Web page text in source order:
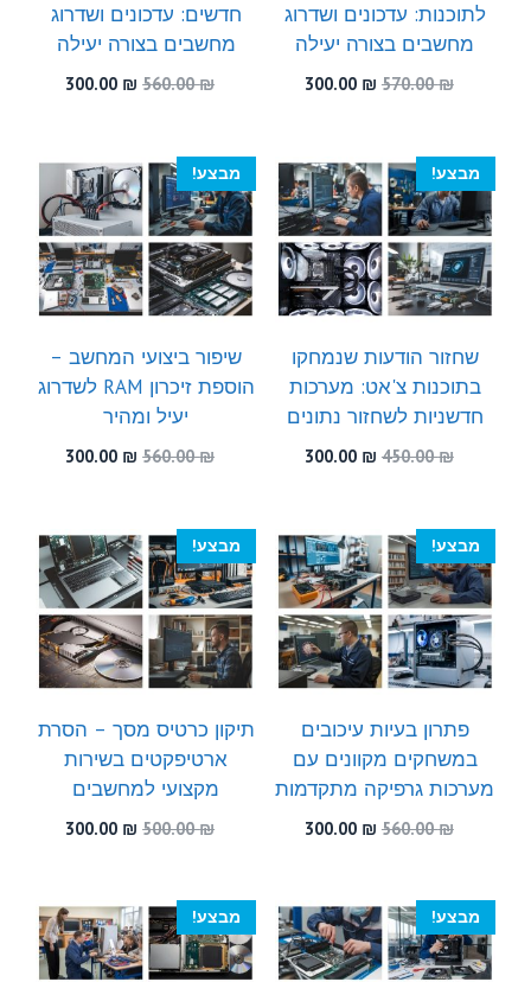
לתוכנות: עדכונים ושדרוג
מחשבים בצורה יעילה
570.00₪
המחיר
570.00 ₪.
300.00 ₪
300.00 ₪.
חדשים: עדכונים ושדרוג
מחשבים בצורה יעילה
560.00₪
המחיר
560.00 ₪.
300.00 ₪
המחיר
300.00 ₪.
מבצע!
שחזור הודעות שנמחקו
בתוכנות צ'אט: מערכות
חדשניות לשחזור נתונים
450.00₪
המחיר
450.00 ₪.
300.00 ₪
300.00 ₪.
מבצע!
שיפור ביצועי המחשב –
הוספת זיכרון RAM לשדרוג
יעיל ומהיר
560.00₪
המחיר
560.00 ₪.
300.00 ₪
המחיר
300.00 ₪.
מבצע!
פתרון בעיות עיכובים
במשחקים מקוונים עם
מערכות גרפיקה מתקדמות
560.00₪
המחיר
560.00 ₪.
300.00 ₪
300.00 ₪.
מבצע!
תיקון כרטיס מסך – הסרת
ארטיפקטים בשירות
מקצועי למחשבים
500.00₪
המחיר
500.00 ₪.
300.00 ₪
המחיר
300.00 ₪.
מבצע! מבצע!